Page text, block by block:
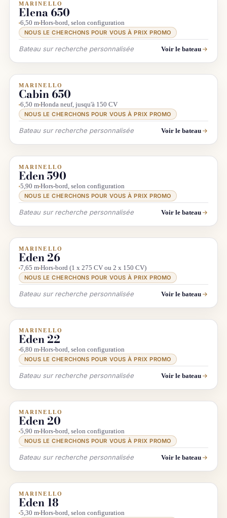
INFO & RECHERCHE
MARINELLO
Elena 650
6,50 m Hors-bord, selon configuration
NOUS LE CHERCHONS POUR VOUS À PRIX PROMO
Bateau sur recherche personnalisée Voir le bateau
INFO & RECHERCHE
MARINELLO
Cabin 650
6,50 m Honda neuf, jusqu'à 150 CV
NOUS LE CHERCHONS POUR VOUS À PRIX PROMO
Bateau sur recherche personnalisée Voir le bateau
INFO & RECHERCHE
MARINELLO
Eden 590
5,90 m Hors-bord, selon configuration
NOUS LE CHERCHONS POUR VOUS À PRIX PROMO
Bateau sur recherche personnalisée Voir le bateau
INFO & RECHERCHE
MARINELLO
Eden 26
7,65 m Hors-bord (1 x 275 CV ou 2 x 150 CV)
NOUS LE CHERCHONS POUR VOUS À PRIX PROMO
Bateau sur recherche personnalisée Voir le bateau
INFO & RECHERCHE
MARINELLO
Eden 22
6,80 m Hors-bord, selon configuration
NOUS LE CHERCHONS POUR VOUS À PRIX PROMO
Bateau sur recherche personnalisée Voir le bateau
INFO & RECHERCHE
MARINELLO
Eden 20
5,90 m Hors-bord, selon configuration
NOUS LE CHERCHONS POUR VOUS À PRIX PROMO
Bateau sur recherche personnalisée Voir le bateau
INFO & RECHERCHE
MARINELLO
Eden 18
5,30 m Hors-bord, selon configuration